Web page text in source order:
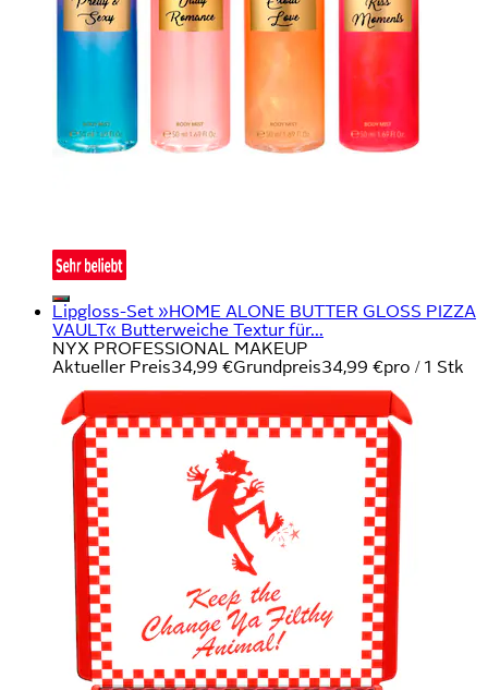
Lipgloss-Set »HOME ALONE BUTTER GLOSS PIZZA
VAULT« Butterweiche Textur für...
NYX PROFESSIONAL MAKEUP
Aktueller Preis34,99 €Grundpreis34,99 €pro / 1 Stk